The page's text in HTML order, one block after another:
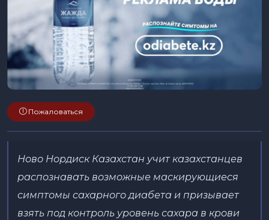
Пожаловаться
Ново Нордиск Казахстан учит казахстанцев
распознавать возможные маскирующиеся
симптомы сахарного диабета и призывает
взять под контроль уровень сахара в крови